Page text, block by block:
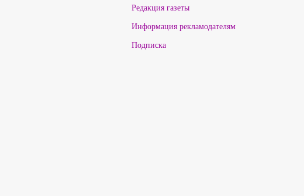
Редакция газеты
Информация рекламодателям
Подписка